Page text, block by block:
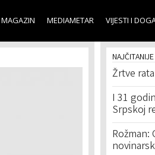
main
content
MAGAZIN MEDIAMETAR VIJESTI I
NAJČITANIJE
Žrtve
I 31
Srpskoj
Rožman: